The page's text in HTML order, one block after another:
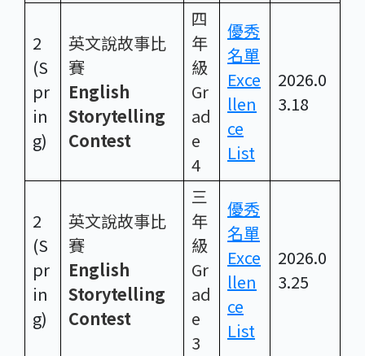
2
(S
pr
in
g)
英文說故事比
賽
English
Storytelling
Contest
四
年
級
Gr
ad
e
4
優秀
名單
Exce
llen
ce
List
2026.0
3.18
2
(S
pr
in
g)
英文說故事比
賽
English
Storytelling
Contest
三
年
級
Gr
ad
e
3
優秀
名單
Exce
llen
ce
List
2026.0
3.25